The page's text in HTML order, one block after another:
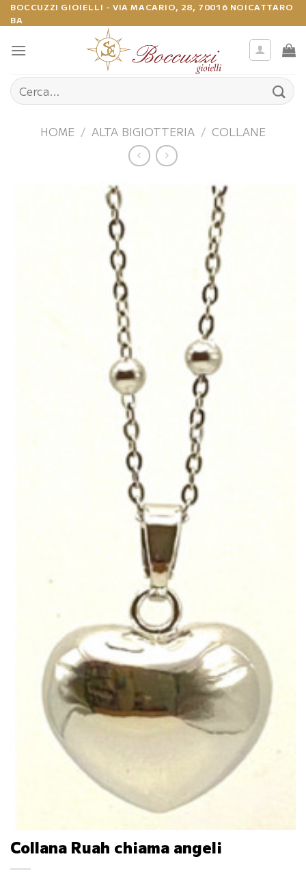
Salta
ai
contenuti
BOCCUZZI GIOIELLI - VIA MACARIO, 28, 70016 NOICATTARO
BA
Cerca:
HOME / ALTA BIGIOTTERIA / COLLANE
Collana Ruah chiama angeli